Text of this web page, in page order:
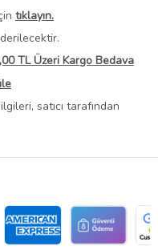
tıklayın.
TL Üzeri Kargo Bedava
satıcı tarafından